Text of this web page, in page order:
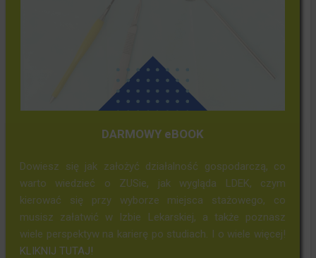
DARMOWY eBOOK
Dowiesz się jak założyć działalność gospodarczą, co
warto wiedzieć o ZUSie, jak wygląda LDEK, czym
kierować się przy wyborze miejsca stażowego, co
musisz załatwić w Izbie Lekarskiej, a także poznasz
wiele perspektyw na karierę po studiach. I o wiele więcej!
KLIKNIJ TUTAJ!